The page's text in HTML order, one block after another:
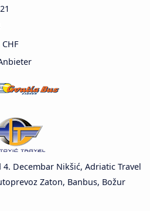
CHF
Decembar Nikšić, Adriatic Travel
Zaton, Banbus, Božur